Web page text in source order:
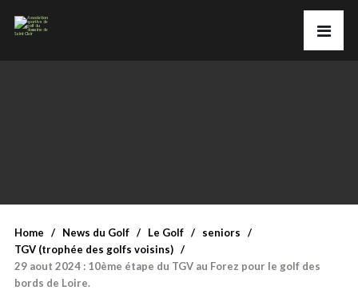
Home News du Golf Le Golf
seniors
TGV (trophée des golfs voisins)
29 aout 2024 : 10ème étape du TGV au Forez pour le golf des
bords de Loire.